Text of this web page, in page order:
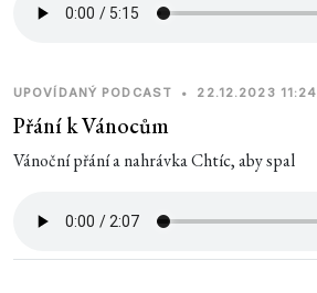
UPOVÍDANÝ PODCAST • 22.12.2023 11:24
Přání k Vánocům
Vánoční přání a nahrávka Chtíc, aby spal